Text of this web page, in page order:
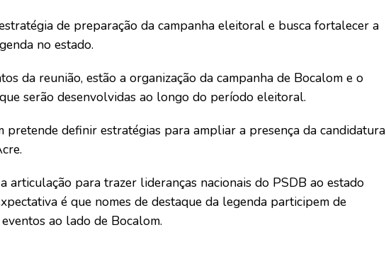
de preparação da campanha eleitoral e busca fortalecer a
no estado.
da reunião, estão a organização da campanha de Bocalom e o
serão desenvolvidas ao longo do período eleitoral.
pretende definir estratégias para ampliar a presença da candidatura
articulação para trazer lideranças nacionais do PSDB ao estado
é que nomes de destaque da legenda participem de
ao lado de Bocalom.